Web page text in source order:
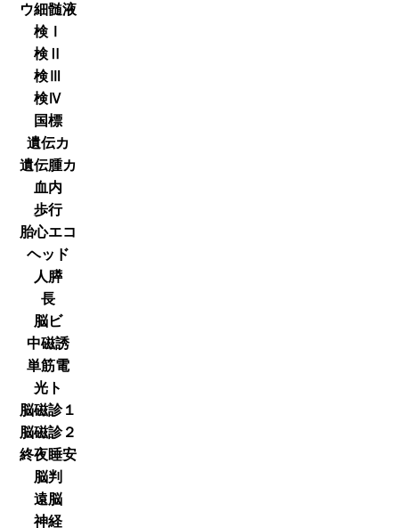
ウ細髄液
検Ⅰ
検Ⅱ
検Ⅲ
検Ⅳ
国標
遺伝カ
遺伝腫カ
血内
歩行
胎心エコ
ヘッド
人膵
長
脳ビ
中磁誘
単筋電
光ト
脳磁診１
脳磁診２
終夜睡安
脳判
遠脳
神経